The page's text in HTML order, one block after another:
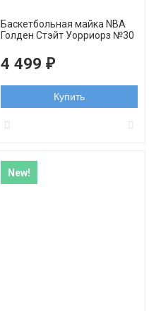
Баскетбольная майка NBA
Голден Стэйт Уорриорз №30
2021 черная swingman
4 499 ₽
Купить
New!